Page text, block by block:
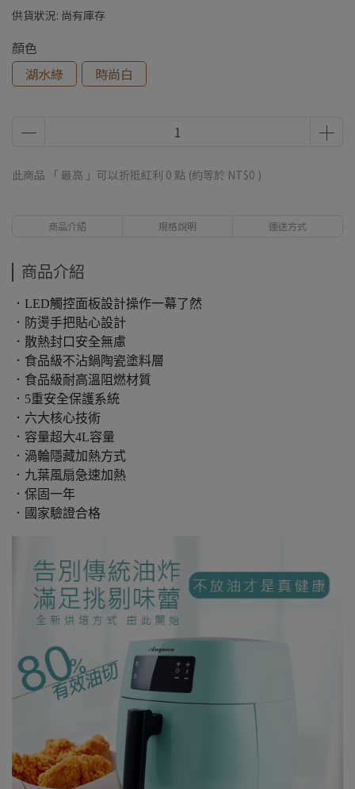
供貨狀況: 尚有庫存
顏色
湖水綠
時尚白
此商品 「 最高 」可以折抵紅利 0 點 (約等於 NT$0 )
商品介紹 規格說明 運送方式
商品介紹
．LED觸控面板設計操作一幕了然
．防燙手把貼心設計
．散熱封口安全無慮
．食品級不沾鍋陶瓷塗料層
．食品級耐高溫阻燃材質
．5重安全保護系統
．六大核心技術
．容量超大4L容量
．渦輪隱藏加熱方式
．九葉風扇急速加熱
．保固一年
．國家驗證合格